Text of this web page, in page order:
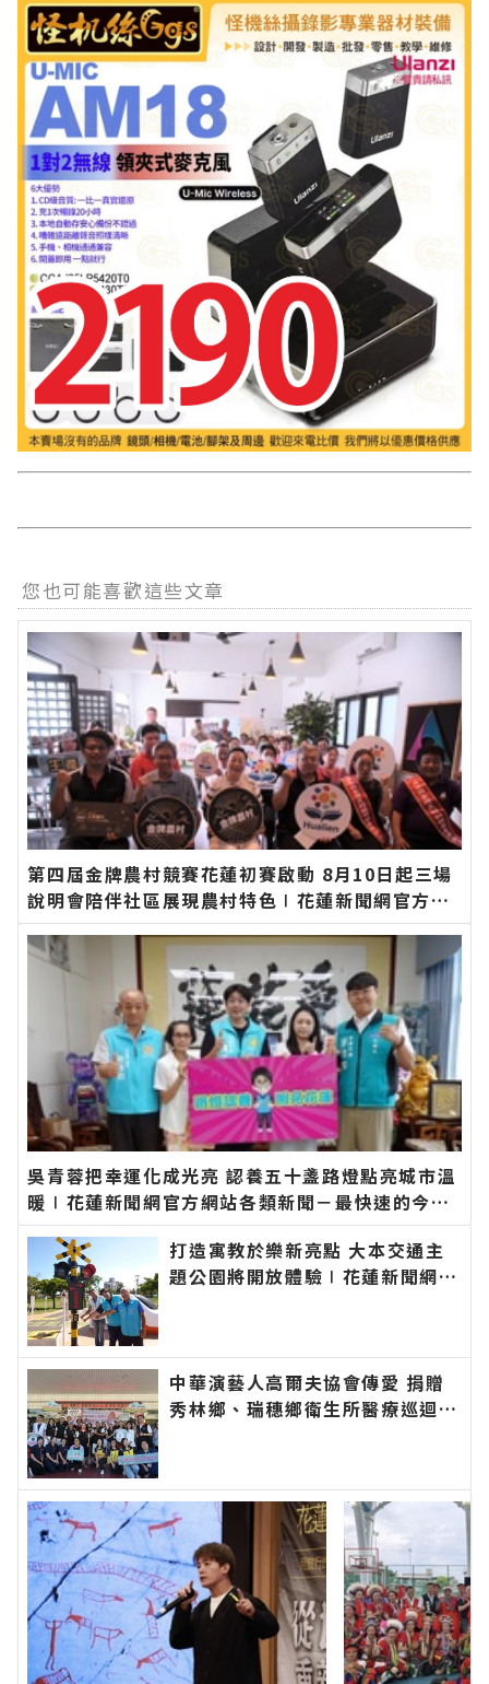
您也可能喜歡這些文章
第四屆金牌農村競賽花蓮初賽啟動 8月10日起三場
說明會陪伴社區展現農村特色∣花蓮新聞網官方網
站各類新聞－最快速的今日新聞報導 最新的在地資
訊！
吳青蓉把幸運化成光亮 認養五十盞路燈點亮城市溫
暖∣花蓮新聞網官方網站各類新聞－最快速的今日
新聞報導 最新的在地資訊！
打造寓教於樂新亮點 大本交通主
題公園將開放體驗∣花蓮新聞網官
中華演藝人高爾夫協會傳愛 捐贈
秀林鄉、瑞穗鄉衛生所醫療巡迴車
的今日新聞報導 最新的在地資
訊！